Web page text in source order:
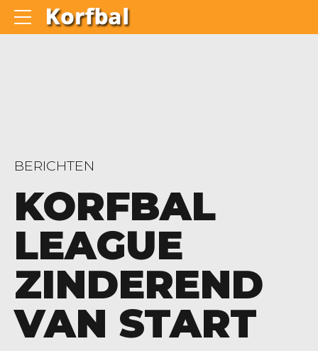
BERICHTEN
KORFBAL
LEAGUE
ZINDEREND
VAN START